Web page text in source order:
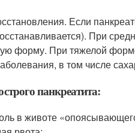
Если
При
форму. При тяжелой
в том числе
панкреатита:
в животе